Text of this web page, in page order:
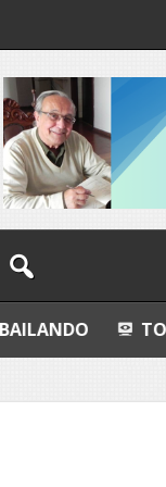
TODO AZUL